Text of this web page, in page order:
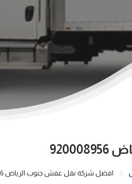
افضل شركة نقل عفش جنوب الرياض 920008956